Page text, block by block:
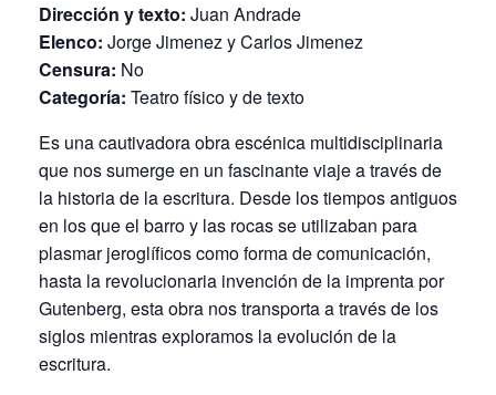
Dirección y texto: Juan Andrade
Elenco: Jorge Jimenez y Carlos Jimenez
Censura: No
Categoría: Teatro físico y de texto
Es una cautivadora obra escénica multidisciplinaria
que nos sumerge en un fascinante viaje a través de
la historia de la escritura. Desde los tiempos antiguos
en los que el barro y las rocas se utilizaban para
plasmar jeroglíficos como forma de comunicación,
hasta la revolucionaria invención de la imprenta por
Gutenberg, esta obra nos transporta a través de los
siglos mientras exploramos la evolución de la
escritura.